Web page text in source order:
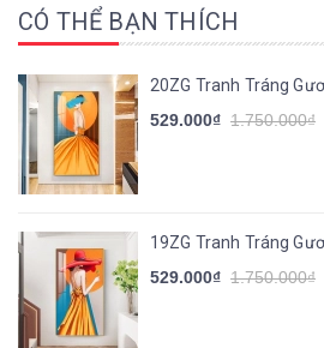
CÓ THỂ BẠN THÍCH
20ZG Tranh Tráng
529.000₫ 1.750.000₫
19ZG Tranh Tráng
529.000₫ 1.750.000₫